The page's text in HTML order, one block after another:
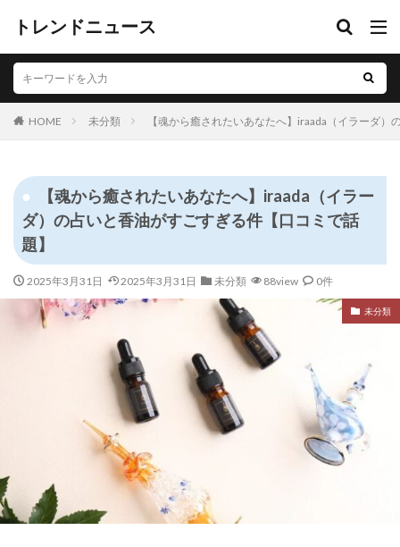
トレンドニュース
HOME 未分類 【魂から癒されたいあなたへ】iraada（イラーダ
【魂から癒されたいあなたへ】iraada（イラー
ダ）の占いと香油がすごすぎる件【口コミで話
題】
2025年3月31日 2025年3月31日 未分類 88view 0件
未分類